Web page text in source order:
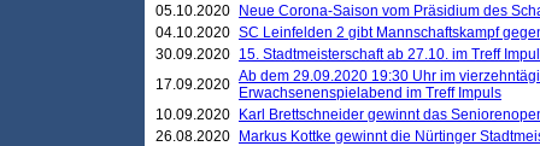
05.10.2020
Neue Corona-Saison vom Präsidium des
04.10.2020 SC Leinfelden 2 gibt Mannschaftskampf
30.09.2020 15. Stadtmeisterschaft ab 27.10. im Treff
17.09.2020 Ab dem 29.09.2020 19:30 Uhr im
Erwachsenenspielabend im Treff Impuls
10.09.2020
Karl Brettschneider gewinnt das
26.08.2020
Markus Kottke gewinnt die Nürtinger